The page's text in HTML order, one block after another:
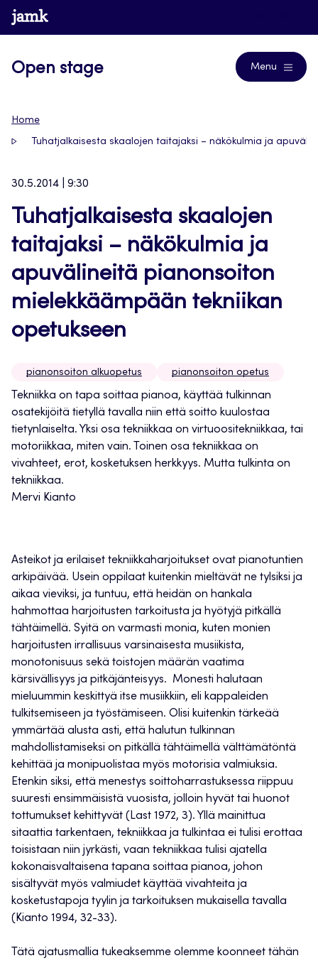
Siirry
suoraan
www.jamk.fi
Open stage Menu
Home
Tuhatjalkaisesta skaalojen taitajaksi – näkökulmia ja
30.5.2014 | 9:30
Tuhatjalkaisesta skaalojen
taitajaksi – näkökulmia ja
apuvälineitä pianonsoiton
mielekkäämpään tekniikan
opetukseen
pianonsoiton alkuopetus pianonsoiton opetus
Tekniikka on tapa soittaa pianoa, käyttää tulkinnan
osatekijöitä tietyllä tavalla niin että soitto kuulostaa
tietynlaiselta. Yksi osa tekniikkaa on virtuoositekniikkaa, tai
motoriikkaa, miten vain. Toinen osa tekniikkaa on
vivahteet, erot, kosketuksen herkkyys. Mutta tulkinta on
tekniikkaa.
Mervi Kianto
Asteikot ja erilaiset tekniikkaharjoitukset ovat pianotuntien
arkipäivää. Usein oppilaat kuitenkin mieltävät ne tylsiksi ja
aikaa vieviksi, ja tuntuu, että heidän on hankala
hahmottaa harjoitusten tarkoitusta ja hyötyjä pitkällä
tähtäimellä. Syitä on varmasti monia, kuten monien
harjoitusten irrallisuus varsinaisesta musiikista,
monotonisuus sekä toistojen määrän vaatima
kärsivällisyys ja pitkäjänteisyys. Monesti halutaan
mieluummin keskittyä itse musiikkiin, eli kappaleiden
tulkitsemiseen ja työstämiseen. Olisi kuitenkin tärkeää
ymmärtää alusta asti, että halutun tulkinnan
mahdollistamiseksi on pitkällä tähtäimellä välttämätöntä
kehittää ja monipuolistaa myös motorisia valmiuksia.
Etenkin siksi, että menestys soittoharrastuksessa riippuu
suuresti ensimmäisistä vuosista, jolloin hyvät tai huonot
tottumukset kehittyvät (Last 1972, 3). Yllä mainittua
sitaattia tarkentaen, tekniikkaa ja tulkintaa ei tulisi erottaa
toisistaan niin jyrkästi, vaan tekniikkaa tulisi ajatella
kokonaisvaltaisena tapana soittaa pianoa, johon
sisältyvät myös valmiudet käyttää vivahteita ja
kosketustapoja tyylin ja tarkoituksen mukaisella tavalla
(Kianto 1994, 32-33).
Tätä ajatusmallia tukeaksemme olemme koonneet tähän